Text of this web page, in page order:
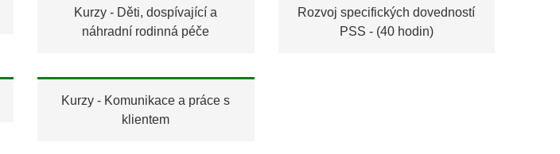
Kurzy - Děti, dospívající a
náhradní rodinná péče
Rozvoj specifických dovedností
PSS - (40 hodin)
Kurzy - Komunikace a práce s
klientem